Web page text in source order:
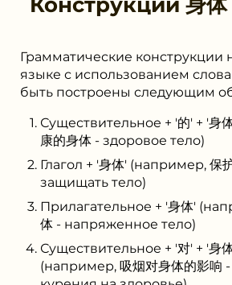
Грамматические конструкции
языке с использованием слова
быть построены следующим
Существительное + '的' + '身
康的身体 - здоровое тело)
Глагол + '身体' (например, 保
защищать тело)
Прилагательное + '身体'
体 - напряженное тело)
Существительное + '对' + '身
(например, 吸烟对身体的影响